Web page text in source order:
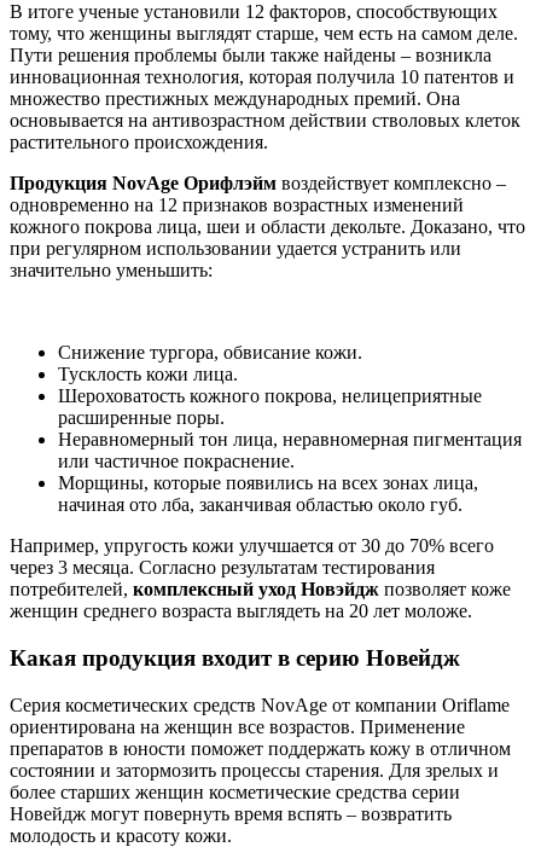
В итоге ученые установили 12 факторов, способствующих
тому, что женщины выглядят старше, чем есть на самом деле.
Пути решения проблемы были также найдены – возникла
инновационная технология, которая получила 10 патентов и
множество престижных международных премий. Она
основывается на антивозрастном действии стволовых клеток
растительного происхождения.
Продукция NovAge Орифлэйм воздействует комплексно –
одновременно на 12 признаков возрастных изменений
кожного покрова лица, шеи и области декольте. Доказано, что
при регулярном использовании удается устранить или
значительно уменьшить:
Снижение тургора, обвисание кожи.
Тусклость кожи лица.
Шероховатость кожного покрова, нелицеприятные
расширенные поры.
Неравномерный тон лица, неравномерная пигментация
или частичное покраснение.
Морщины, которые появились на всех зонах лица,
начиная ото лба, заканчивая областью около губ.
Например, упругость кожи улучшается от 30 до 70% всего
через 3 месяца. Согласно результатам тестирования
потребителей, комплексный уход Новэйдж позволяет коже
женщин среднего возраста выглядеть на 20 лет моложе.
Какая продукция входит в серию Новейдж
Серия косметических средств NovAge от компании Oriflame
ориентирована на женщин все возрастов. Применение
препаратов в юности поможет поддержать кожу в отличном
состоянии и затормозить процессы старения. Для зрелых и
более старших женщин косметические средства серии
Новейдж могут повернуть время вспять – возвратить
молодость и красоту кожи.